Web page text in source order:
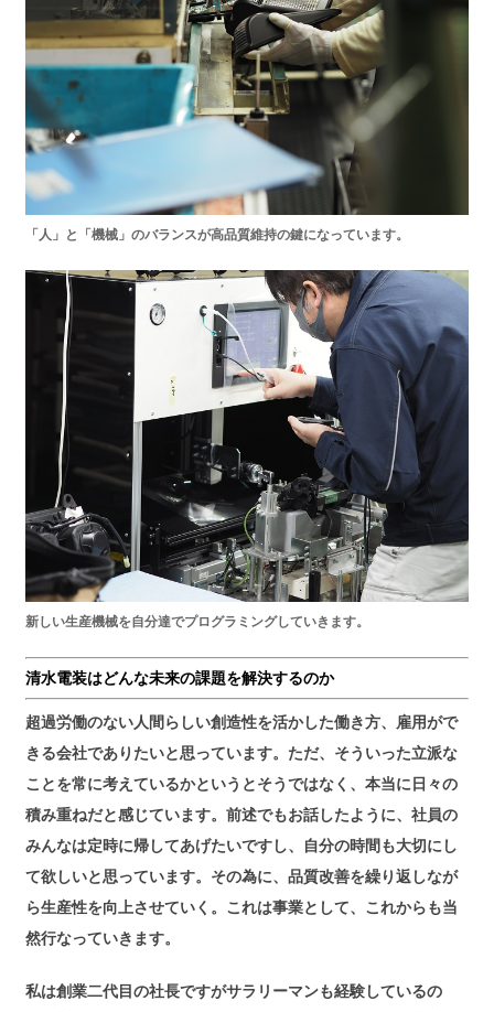
「人」と「機械」のバランスが高品質維持の鍵になっています。
新しい生産機械を自分達でプログラミングしていきます。
清水電装はどんな未来の課題を解決するのか
超過労働のない人間らしい創造性を活かした働き方、雇用がで
きる会社でありたいと思っています。ただ、そういった立派な
ことを常に考えているかというとそうではなく、本当に日々の
積み重ねだと感じています。前述でもお話したように、社員の
みんなは定時に帰してあげたいですし、自分の時間も大切にし
て欲しいと思っています。その為に、品質改善を繰り返しなが
ら生産性を向上させていく。これは事業として、これからも当
然行なっていきます。
私は創業二代目の社長ですがサラリーマンも経験しているの